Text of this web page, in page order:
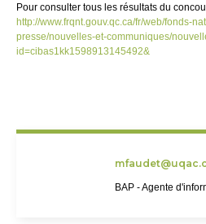
Pour consulter tous les résultats du
http://www.frqnt.gouv.qc.ca/fr/web/fonds-
presse/nouvelles-et-communiques/
id=cibas1kk1598913145492&
BAP - Agente